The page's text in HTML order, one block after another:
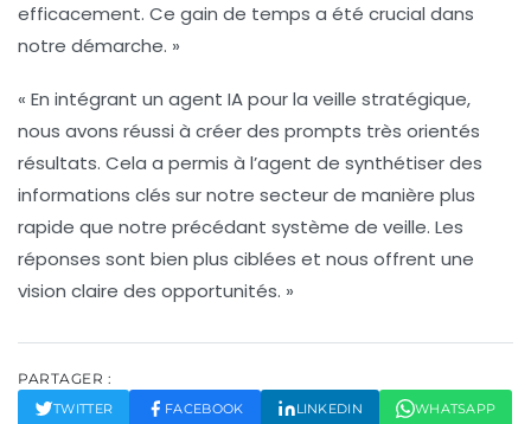
efficacement. Ce gain de temps a été crucial dans
notre démarche. »
« En intégrant un agent IA pour la veille stratégique,
nous avons réussi à créer des prompts très orientés
résultats. Cela a permis à l’agent de synthétiser des
informations clés sur notre secteur de manière plus
rapide que notre précédant système de veille. Les
réponses sont bien plus ciblées et nous offrent une
vision claire des opportunités. »
PARTAGER :
TWITTER FACEBOOK LINKEDIN WHATSAPP